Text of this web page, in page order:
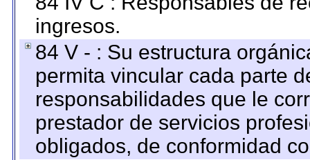
ingresos.
84 V - : Su estructura
permita vincular cada parte
responsabilidades que le
prestador de servicios
obligados, de conformidad